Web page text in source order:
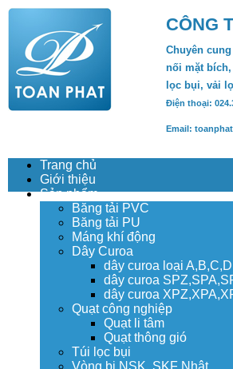
CÔNG
Chuyên
nối mặt
lọc bụi, vải
Điện thoại:
Email:
Trang chủ
Giới thiệu
Sản phẩm
Băng tải PVC
Băng tải PU
Máng khí động
Dây Curoa
dây curoa loại
dây curoa
dây curoa
Quạt công nghiệp
Quạt li tâm
Quạt thông gió
Túi lọc bụi
Vòng bi NSK, SKF Nhật